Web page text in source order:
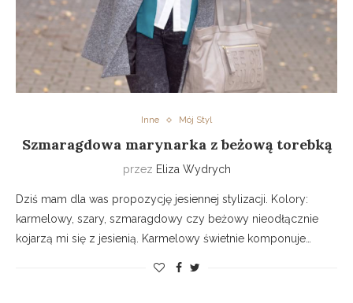
Inne Mój Styl
Szmaragdowa marynarka z beżową torebką
przez Eliza Wydrych
Dziś mam dla was propozycję jesiennej stylizacji. Kolory:
karmelowy, szary, szmaragdowy czy beżowy nieodłącznie
kojarzą mi się z jesienią. Karmelowy świetnie komponuje…